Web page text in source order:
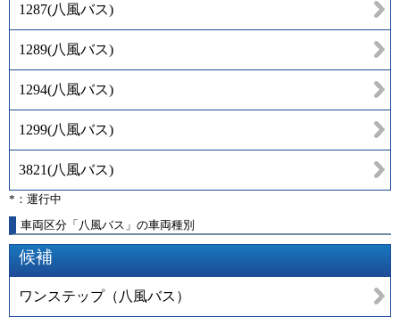
1287(八風バス)
1289(八風バス)
1294(八風バス)
1299(八風バス)
3821(八風バス)
*：運行中
車両区分「八風バス」の車両種別
候補
ワンステップ（八風バス）